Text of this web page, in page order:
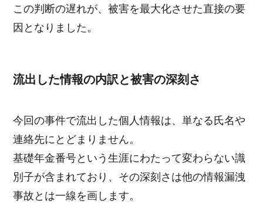
この判断の遅れが、被害を最大化させた直接の要
因となりました。
流出した情報の内訳と被害の深刻さ
今回の事件で流出した個人情報は、単なる氏名や
連絡先にとどまりません。
基礎年金番号という生涯にわたって変わらない識
別子が含まれており、その深刻さは他の情報漏洩
事故とは一線を画します。